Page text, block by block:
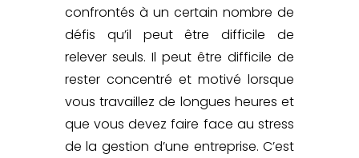
confrontés à un certain nombre de
défis qu’il peut être difficile de
relever seuls. Il peut être difficile de
rester concentré et motivé lorsque
vous travaillez de longues heures et
que vous devez faire face au stress
de la gestion d’une entreprise. C’est